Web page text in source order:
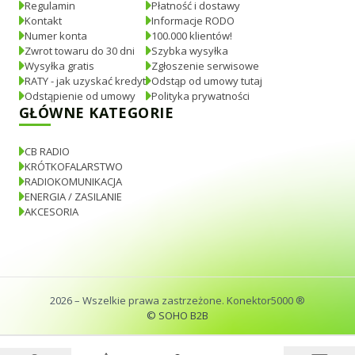
Regulamin
Kontakt
Numer konta
Zwrot towaru do 30 dni
Wysyłka gratis
RATY - jak uzyskać kredyt
Odstąpienie od umowy
Płatność i dostawy
Informacje RODO
100.000 klientów!
Szybka wysyłka
Zgłoszenie serwisowe
Odstąp od umowy tutaj
Polityka prywatności
GŁÓWNE KATEGORIE
CB RADIO
KRÓTKOFALARSTWO
RADIOKOMUNIKACJA
ENERGIA / ZASILANIE
AKCESORIA
2026– Wszelkie prawa zastrzeżone. Konektor5000 ®
© SOHO B2B